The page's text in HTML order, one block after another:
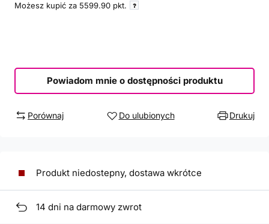
Możesz kupić za 5599.90 pkt.
Powiadom mnie o dostępności produktu
Porównaj Do ulubionych Drukuj
Produkt niedostepny, dostawa wkrótce
14 dni na darmowy zwrot